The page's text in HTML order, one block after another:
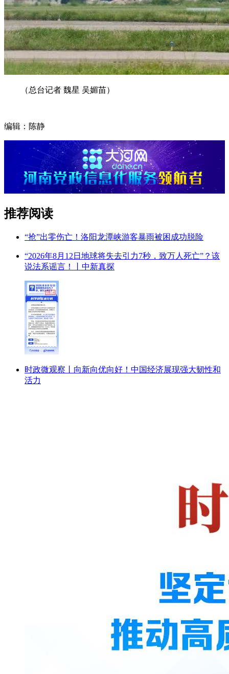
（总台记者 魏星 吴媚苗）
编辑：陈静
推荐阅读
“抢”出零伤亡！洛阳龙潭峡游客暴雨被困成功脱险
“2026年8月12日地球将失去引力7秒，致万人死亡”？该
说法系谣言！丨中新真探
时政微观察丨向新向优向好！中国经济展现强大韧性和
活力